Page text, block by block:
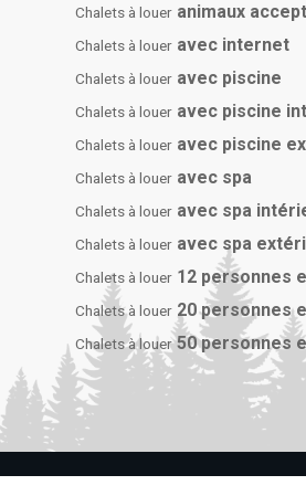
Chalets à louer animaux
Chalets à louer avec internet
Chalets à louer avec piscine
Chalets à louer avec piscine
Chalets à louer avec piscine
Chalets à louer avec spa
Chalets à louer avec spa
Chalets à louer avec spa
Chalets à louer 12 personnes
Chalets à louer 20 personnes
Chalets à louer 50 personnes